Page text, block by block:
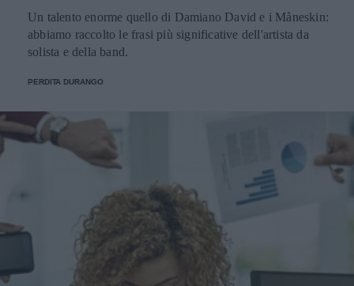
Un talento enorme quello di Damiano David e i Måneskin:
abbiamo raccolto le frasi più significative dell'artista da
solista e della band.
PERDITA DURANGO